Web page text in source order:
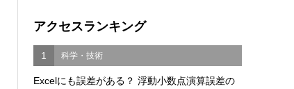
アクセスランキング
1 科学・技術
Excelにも誤差がある？ 浮動小数点演算誤差の